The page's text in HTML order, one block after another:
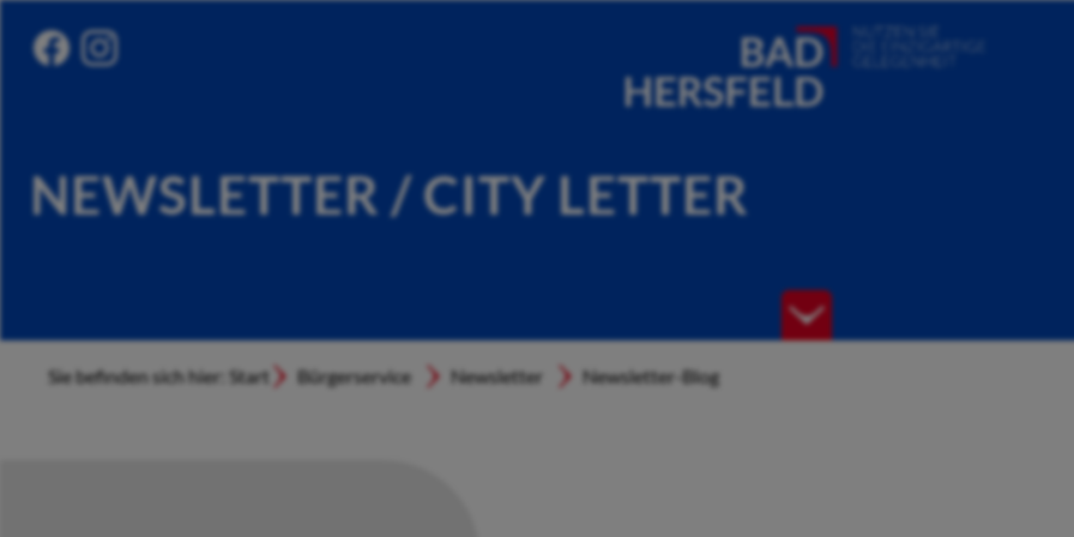
NEWSLETTER / CITY LETTER
Sie befinden sich hier: Start Bürgerservice Newsletter Newsletter-Blog